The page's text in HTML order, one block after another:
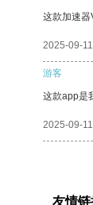
这款加速器
2025-09-11
游客
这款app是
2025-09-11
友情链